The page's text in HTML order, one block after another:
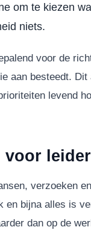
om te kiezen
niets.
voor de
aan besteedt.
levend
verzoeken
bijna alles is
dan op de